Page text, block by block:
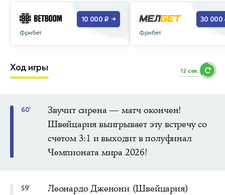
Фрибет
10 000 ₽ →
Фрибет
30 000
Ход игры 11 сек.
60'
Звучит сирена — матч окончен!
Швейцария выигрывает эту встречу со
счетом 3:1 и выходит в полуфинал
Чемпионата мира 2026!
59'
Леонардо Дженони (Швейцария)